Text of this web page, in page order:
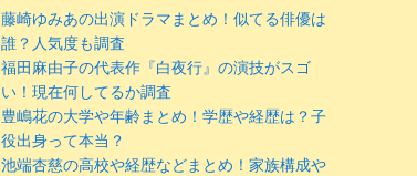
藤崎ゆみあの出演ドラマまとめ！似てる俳優は
誰？人気度も調査
福田麻由子の代表作『白夜行』の演技がスゴ
い！現在何してるか調査
豊嶋花の大学や年齢まとめ！学歴や経歴は？子
役出身って本当？
池端杏慈の高校や経歴などまとめ！家族構成や